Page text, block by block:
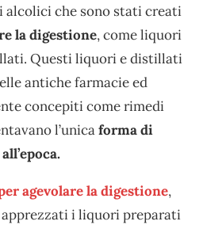
alcolici che sono stati creati
la digestione, come liquori
Questi liquori e distillati
antiche farmacie ed
concepiti come rimedi
l’unicaforma di
agevolare la digestione,
i liquori preparati